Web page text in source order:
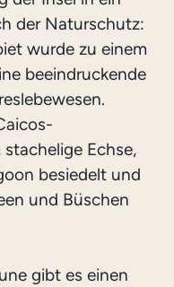
der Naturschutz:
wurde zu einem
beeindruckende
stachelige Echse,
besiedelt und
und Büschen
gibt es einen